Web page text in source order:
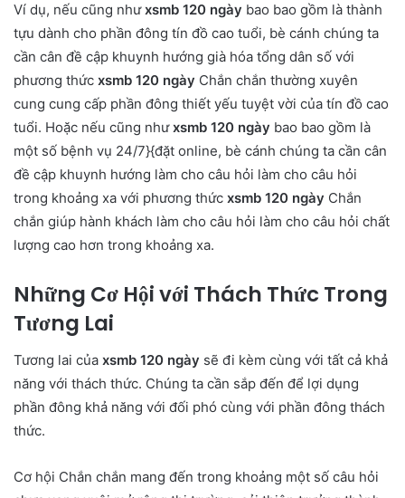
Ví dụ, nếu cũng nhưxsmb 120 ngày bao bao gồm là thành
tựu dành cho phần đông tín đồ cao tuổi, bè cánh chúng ta
cần cân đề cập khuynh hướng già hóa tổng dân số với
phương thức xsmb 120 ngày Chắn chắn thường xuyên
cung cung cấp phần đông thiết yếu tuyệt vời của tín đồ cao
tuổi. Hoặc nếu cũng nhưxsmb 120 ngày bao bao gồm là
một số bệnh vụ 24/7}{đặt online, bè cánh chúng ta cần cân
đề cập khuynh hướng làm cho câu hỏi làm cho câu hỏi
trong khoảng xa với phương thức xsmb 120 ngày Chắn
chắn giúp hành khách làm cho câu hỏi làm cho câu hỏi chất
lượng cao hơn trong khoảng xa.
Những Cơ Hội với Thách Thức Trong
Tương Lai
Tương lai của xsmb 120 ngày sẽ đi kèm cùng với tất cả khả
năng với thách thức. Chúng ta cần sắp đến để lợi dụng
phần đông khả năng với đối phó cùng với phần đông thách
thức.
Cơ hội Chắn chắn mang đến trong khoảng một số câu hỏi